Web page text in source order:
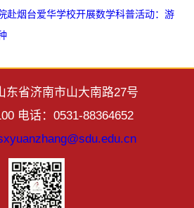
赴烟台爱华学校开展数学科普活动：游
东省济南市山大南路27号
电话：0531-88364652